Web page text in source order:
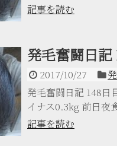
記事を読む
発毛奮闘日記
2017/10/27
発毛奮闘日記 148
イナス0.3kg 前日夜
記事を読む